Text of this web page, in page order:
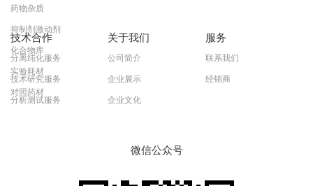
药物杂质
抑制剂激动剂
化合物库
实验耗材
对照药材
技术合作
分离纯化服务
技术研究服务
分析测试服务
关于我们
公司简介
企业展示
企业文化
服务
联系我们
经销商
微信公众号